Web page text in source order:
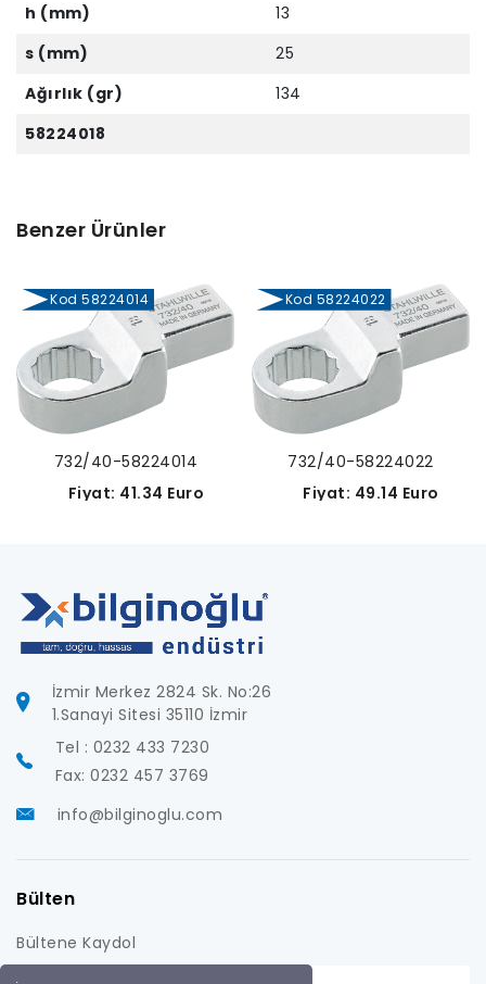
h (mm)
13
s (mm)
25
Ağırlık (gr)
134
58224018
Benzer Ürünler
Kod 58224014
732/40-58224014
Fiyat: 41.34 Euro
Kod 58224022
732/40-58224022
Fiyat: 49.14 Euro
İzmir Merkez 2824 Sk. No:26
1.Sanayi Sitesi 35110 İzmir
Tel : 0232 433 7230
Fax: 0232 457 3769
info@bilginoglu.com
Bülten
Bültene Kaydol